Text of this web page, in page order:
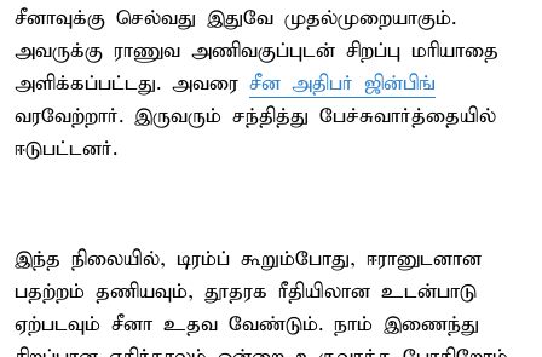
சீனாவுக்கு செல்வது இதுவே முதல்முறையாகும்.
அவருக்கு ராணுவ அணிவகுப்புடன் சிறப்பு மரியாதை
அளிக்கப்பட்டது. அவரை சீன அதிபர் ஜின்பிங்
வரவேற்றார். இருவரும் சந்தித்து பேச்சுவார்த்தையில்
ஈடுபட்டனர்.
இந்த நிலையில், டிரம்ப் கூறும்போது, ஈரானுடனான
பதற்றம் தணியவும், தூதரக ரீதியிலான உடன்பாடு
ஏற்படவும் சீனா உதவ வேண்டும். நாம் இணைந்து